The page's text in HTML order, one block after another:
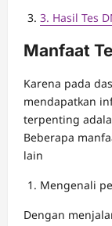
3. Hasil Tes
Manfaat
Karena pada
mendapatkan
terpenting
Beberapa
lain
Mengenali
Dengan